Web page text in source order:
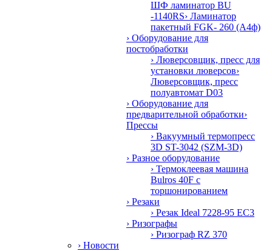
ШФ ламинатор BU
-1140RS› Ламинатор
пакетный FGK- 260 (А4ф)
› Оборудование для
постобработки
› Люверсовщик, пресс для
установки люверсов›
Люверсовщик, пресс
полуавтомат D03
› Оборудование для
предварительной обработки›
Прессы
› Вакуумный термопресс
3D ST-3042 (SZM-3D)
› Разное оборудование
› Термоклеевая машина
Bulros 40F с
торшонированием
› Резаки
› Резак Ideal 7228-95 EC3
› Ризографы
› Ризограф RZ 370
› Новости